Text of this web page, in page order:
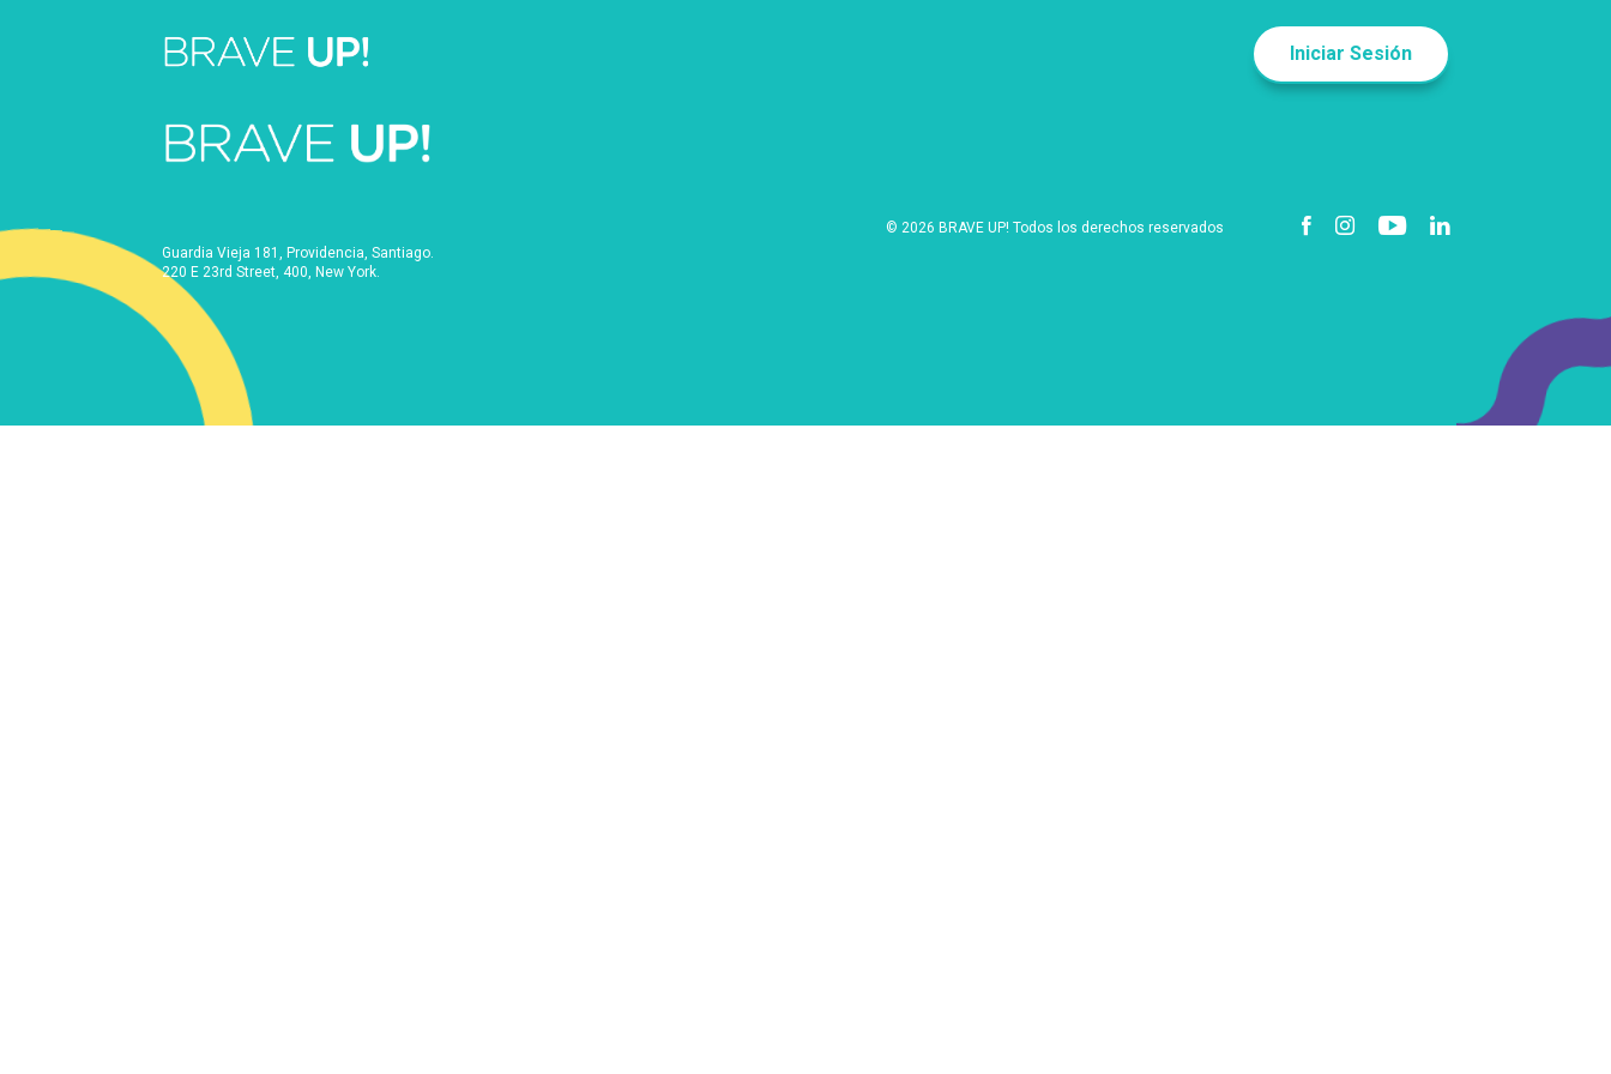
Iniciar Sesión
Guardia Vieja 181, Providencia, Santiago.
220 E 23rd Street, 400, New York.
© 2026 BRAVE UP! Todos los derechos reservados